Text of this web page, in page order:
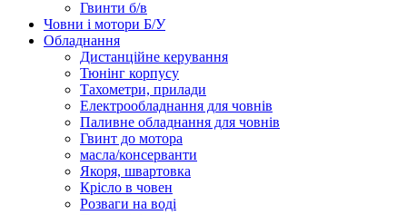
Гвинти б/в
Човни і мотори Б/У
Обладнання
Дистанційне керування
Тюнінг корпусу
Тахометри, прилади
Електрообладнання для човнів
Паливне обладнання для човнів
Гвинт до мотора
масла/консерванти
Якоря, швартовка
Крісло в човен
Розваги на воді